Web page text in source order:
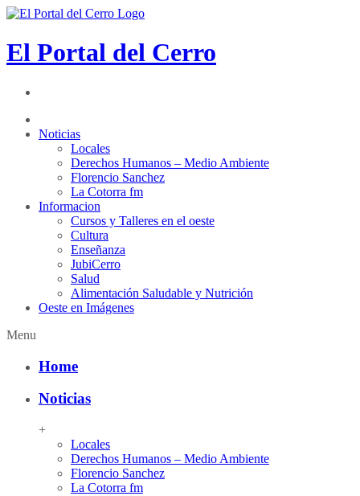
El Portal del Cerro
Noticias
Locales
Derechos Humanos – Medio Ambiente
Florencio Sanchez
La Cotorra fm
Informacion
Cursos y Talleres en el oeste
Cultura
Enseñanza
JubiCerro
Salud
Alimentación Saludable y Nutrición
Oeste en Imágenes
Menu
Home
Noticias
+
Locales
Derechos Humanos – Medio Ambiente
Florencio Sanchez
La Cotorra fm